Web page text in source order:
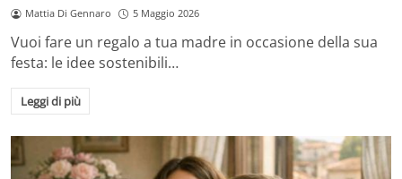
Mattia Di Gennaro 5 Maggio 2026
Vuoi fare un regalo a tua madre in occasione della sua
festa: le idee sostenibili…
Leggi di più